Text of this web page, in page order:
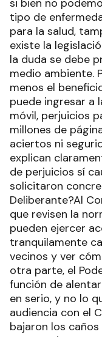
si bien no
tipo de
para la salud,
existe la
la duda se debe
medio ambiente.
menos el
puede ingresar a
móvil, perjuicios
millones de
aciertos ni
explican
de perjuicios sí
solicitaron
Deliberante?Al
que revisen la
pueden ejercer
tranquilamente
vecinos y ver
otra parte, el
función de
en serio, y no lo
audiencia con el
bajaron los